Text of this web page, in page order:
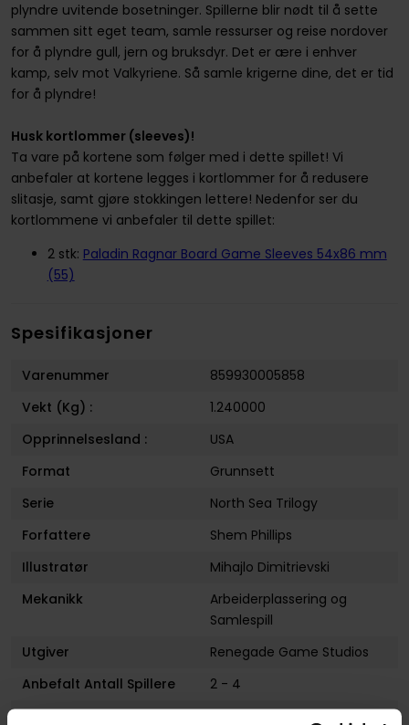
plyndre uvitende bosetninger. Spillerne blir nødt til å sette
sammen sitt eget team, samle ressurser og reise nordover
for å plyndre gull, jern og bruksdyr. Det er ære i enhver
kamp, selv mot Valkyriene. Så samle krigerne dine, det er tid
for å plyndre!
Husk kortlommer (sleeves)!
Ta vare på kortene som følger med i dette spillet! Vi
anbefaler at kortene legges i kortlommer for å redusere
slitasje, samt gjøre stokkingen lettere! Nedenfor ser du
kortlommene vi anbefaler til dette spillet:
2 stk: Paladin Ragnar Board Game Sleeves 54x86 mm
(55)
Spesifikasjoner
Varenummer
859930005858
Vekt (Kg) :
1.240000
Opprinnelsesland :
USA
Format
Grunnsett
Serie
North Sea Trilogy
Forfattere
Shem Phillips
Illustratør
Mihajlo Dimitrievski
Mekanikk
Arbeiderplassering og
Samlespill
Utgiver
Renegade Game Studios
Anbefalt Antall Spillere
2 - 4
Lanseringsdato
01.01.2015